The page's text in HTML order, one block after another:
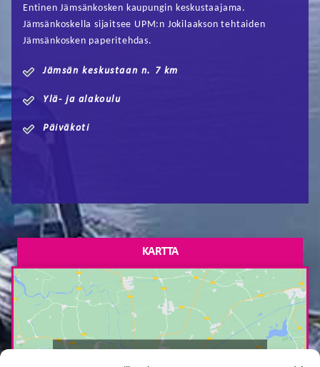
Entinen Jämsänkosken kaupungin keskustaajama.
Jämsänkoskella sijaitsee UPM:n Jokilaakson tehtaiden
Jämsänkosken paperitehdas.
Jämsän keskustaan n. 7 km
Ylä- ja alakoulu
Päiväkoti
KARTTA